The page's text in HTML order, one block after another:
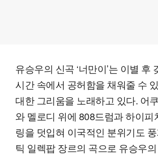
유승우의 신곡 ‘너만이’는 이별 후
시간 속에서 공허함을 채워줄 수
대한 그리움을 노래하고 있다. 어
와 멜로디 위에 808드럼과 하이피
링을 덧입혀 이국적인 분위기도
틱 일렉팝 장르의 곡으로 유승우